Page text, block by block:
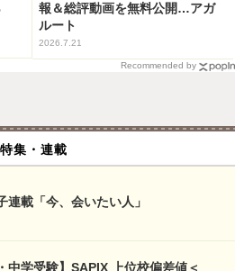
報＆総評動画を無料公開…アガ
ルート
2026.7.21
Recommended by
特集・連載
連載「今、会いたい人」
中学受験】SAPIX 上位校偏差値＜